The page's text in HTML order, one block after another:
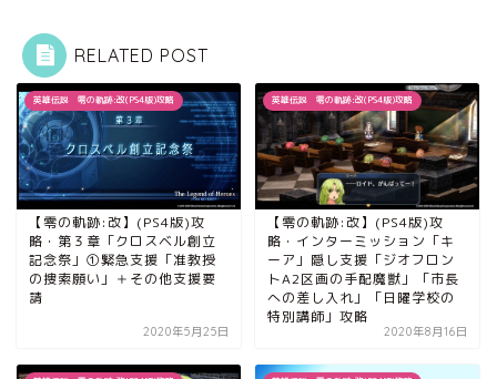
RELATED POST
英雄伝説 零の軌跡:改(PS4版)攻略
【零の軌跡:改】(PS4版)攻
略・第３章「クロスベル創立
記念祭」①緊急支援「准教授
の捜索願い」＋その他支援要
請
2020年5月25日
英雄伝説 零の軌跡:改(PS4版)攻略
【零の軌跡:改】(PS4版)攻
略・インターミッション「キ
ーア」隠し支援「ジオフロン
トA2区画の手配魔獣」「市長
への差し入れ」「日曜学校の
特別講師」攻略
2020年8月16日